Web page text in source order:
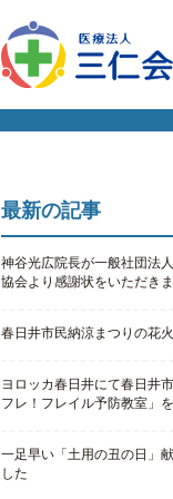
最新の記事
神谷光広院長が一般社団法
協会より感謝状をいただきま
春日井市民納涼まつりの花
ヨロッカ春日井にて春日井
フレ！フレイル予防教室」
一足早い「土用の丑の日」
した